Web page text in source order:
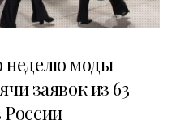
неделю моды
заявок из 63
России